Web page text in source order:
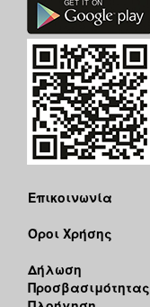
Επικοινωνία
Όροι Χρήσης
Δήλωση
Προσβασιμότητας